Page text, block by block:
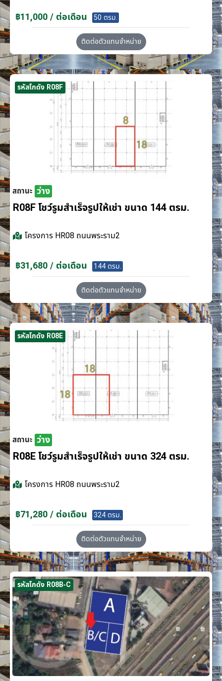
฿11,000 / ต่อเดือน 50 ตรม.
ติดต่อตัวแทนจำหน่าย
รหัสโกดัง R08F
สถานะ ว่าง
R08F โชว์รูมสำเร็จรูปให้เช่า ขนาด 144 ตรม.
โครงการ HR08 ถนนพระราม2
฿31,680 / ต่อเดือน 144 ตรม.
ติดต่อตัวแทนจำหน่าย
รหัสโกดัง R08E
สถานะ ว่าง
R08E โชว์รูมสำเร็จรูปให้เช่า ขนาด 324 ตรม.
โครงการ HR08 ถนนพระราม2
฿71,280 / ต่อเดือน 324 ตรม.
ติดต่อตัวแทนจำหน่าย
รหัสโกดัง R08B-C